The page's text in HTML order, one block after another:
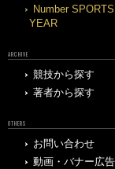
Number
YEAR
ARCHIVE
競技から探す
著者から探す
OTHERS
お問い合わせ
動画・バナー広